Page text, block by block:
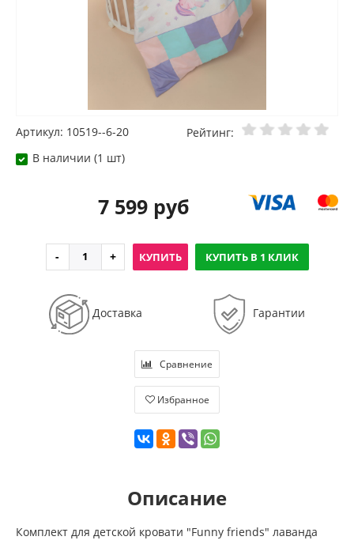
Артикул: 10519--6-20
Рейтинг:
В наличии (1 шт)
7 599 руб
КУПИТЬ КУПИТЬ В 1 КЛИК
Доставка Гарантии
Сравнение
Избранное
Описание
Комплект для детской кровати "Funny friends" лаванда